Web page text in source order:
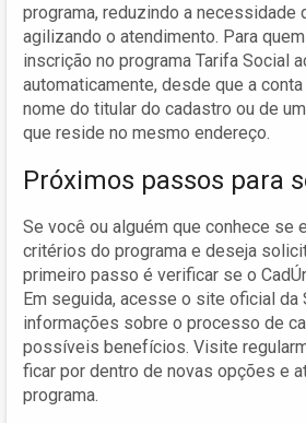
programa, reduzindo a necessidade
agilizando o atendimento. Para
inscrição no programa Tarifa Social
automaticamente, desde que a
nome do titular do cadastro ou de
que reside no mesmo endereço.
Próximos passos para
Se você ou alguém que conhece se
critérios do programa e deseja
primeiro passo é verificar se o
Em seguida, acesse o site oficial da
informações sobre o processo de
possíveis benefícios. Visite
ficar por dentro de novas opções e
programa.